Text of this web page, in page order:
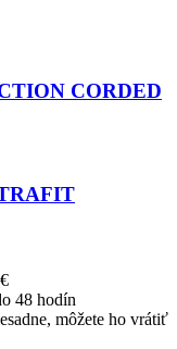
CORDED
48 hodín
môžete ho vrátiť